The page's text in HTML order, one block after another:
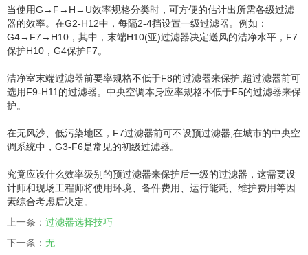
当使用G→F→H→U效率规格分类时，可方便的估计出所需各级过滤
器的效率。在G2-H12中，每隔2-4挡设置一级过滤器。例如：
G4→F7→H10，其中，末端H10(亚)过滤器决定送风的洁净水平，F7
保护H10，G4保护F7。
洁净室末端过滤器前要率规格不低于F8的过滤器来保护;超过滤器前可
选用F9-H11的过滤器。中央空调本身应率规格不低于F5的过滤器来保
护。
在无风沙、低污染地区，F7过滤器前可不设预过滤器;在城市的中央空
调系统中，G3-F6是常见的初级过滤器。
究竟应设什么效率级别的预过滤器来保护后一级的过滤器，这需要设
计师和现场工程师将使用环境、备件费用、运行能耗、维护费用等因
素综合考虑后决定。
上一条： 过滤器选择技巧
下一条： 无